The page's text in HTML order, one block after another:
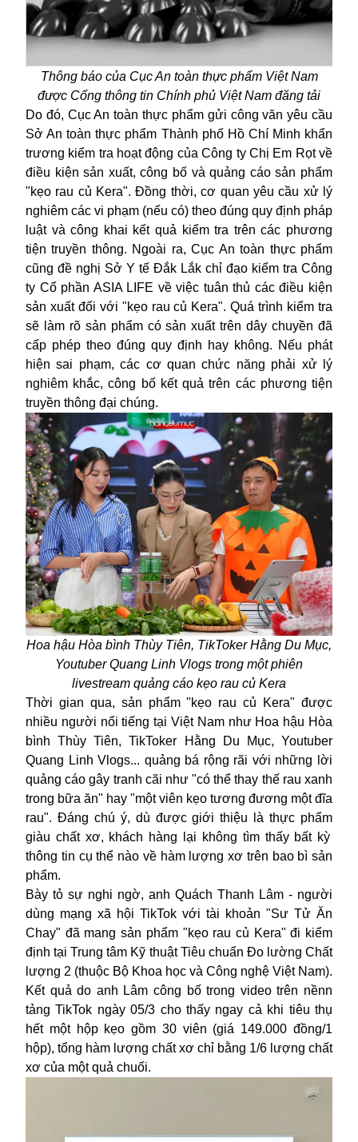
Thông báo của Cục An toàn thực phẩm Việt Nam
được Cổng thông tin Chính phủ Việt Nam đăng tải
Do đó, Cục An toàn thực phẩmgửi công văn yêu cầu
Sở An toàn thực phẩm Thành phố Hồ Chí Minh khẩn
trương kiểm tra hoạt động của Công ty Chị Em Rọt về
điều kiện sản xuất, công bố và quảng cáo sản phẩm
"kẹo rau củ Kera". Đồng thời, cơ quan yêu cầu xử lý
nghiêm các vi phạm (nếu có) theo đúng quy định pháp
luật và công khai kết quả kiểm tra trên các phương
tiện truyền thông. Ngoài ra, Cục An toàn thực phẩm
cũng đề nghị Sở Y tế Đắk Lắk chỉ đạo kiểm tra Công
ty Cổ phần ASIA LIFE về việc tuân thủ các điều kiện
sản xuất đối với "kẹo rau củ Kera". Quá trình kiểm tra
sẽ làm rõ sản phẩm có sản xuất trên dây chuyền đã
cấp phép theo đúng quy định hay không. Nếu phát
hiện sai phạm, các cơ quan chức năng phải xử lý
nghiêm khắc, công bố kết quả trên các phương tiện
truyền thông đại chúng.
Hoa hậu Hòa bình Thùy Tiên, TikToker Hằng Du Mục,
Youtuber Quang Linh Vlogs trong một phiên
livestream quảng cáo kẹo rau củ Kera
Thời gian qua, sản phẩm "kẹo rau củ Kera" được
nhiều người nổi tiếng tại Việt Nam như Hoa hậu Hòa
bình Thùy Tiên, TikToker Hằng Du Mục, Youtuber
Quang Linh Vlogs... quảng bá rộng rãi với những
lời
quảng cáo gây tranh cãi như "có thể thay thế rau xanh
trong bữa ăn" hay "một viên kẹo tương đương một đĩa
rau". Đáng chú ý, dù được giới thiệu là thực phẩm
giàu chất xơ, khách hàng lại không tìm thấy bất kỳ
thông tin cụ thể nào về hàm lượng xơ trên bao bì sản
phẩm.
Bày tỏ sự nghi ngờ, anh Quách Thanh Lâm - người
dùng mạng xã hội TikTok với tài khoản "Sư Tử Ăn
Chay" đã mang sản phẩm "kẹo rau củ Kera" đi kiểm
định tại Trung tâm Kỹ thuật Tiêu chuẩn Đo lường Chất
lượng 2 (thuộc Bộ Khoa học và Công nghệ Việt Nam).
Kết quảdo anh Lâm công bố trong video trên nềnn
tảng TikTok ngày 05/3 cho thấy ngay cả khi tiêu thụ
hết một hộp kẹo gồm 30 viên (giá 149.000 đồng/1
hộp), tổng hàm lượng chất xơ chỉ bằng 1/6 lượng chất
xơ của một quả chuối.